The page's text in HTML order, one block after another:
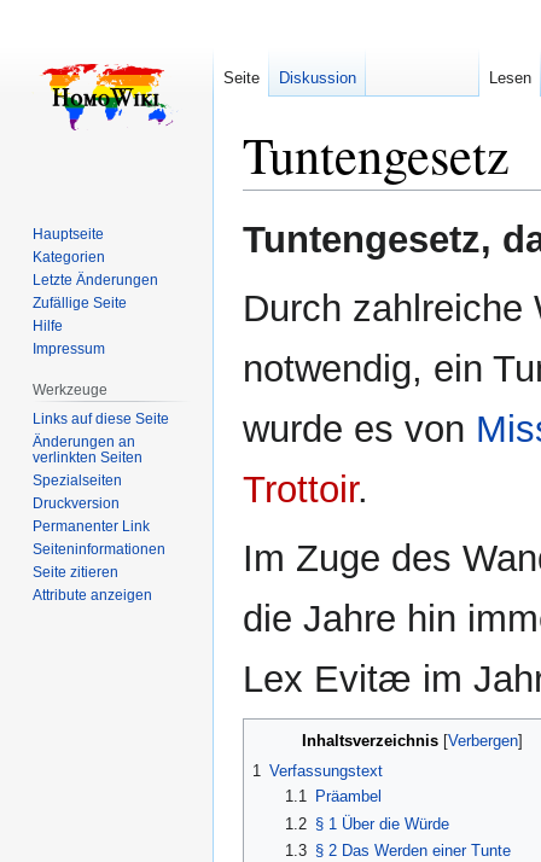
Tuntengesetz
Zur
Navigation
Zur
Suche
Tuntengesetz,
Durch zahlreiche
notwendig, ein
wurde es von
Trottoir.
Im Zuge des
die Jahre hin
Lex Evitæ im
Inhaltsverzeichnis
1 Verfassungstext
1.1
Präambel
1.2 § 1 Über die Würde
1.3 § 2 Das Werden einer Tunte
Seite Diskussion Lesen
Hauptseite
Kategorien
Letzte Änderungen
Zufällige Seite
Hilfe
Impressum
Werkzeuge
Links auf diese Seite
Änderungen an
verlinkten Seiten
Spezialseiten
Druckversion
Permanenter Link
Seiten­­informationen
Seite zitieren
Attribute anzeigen